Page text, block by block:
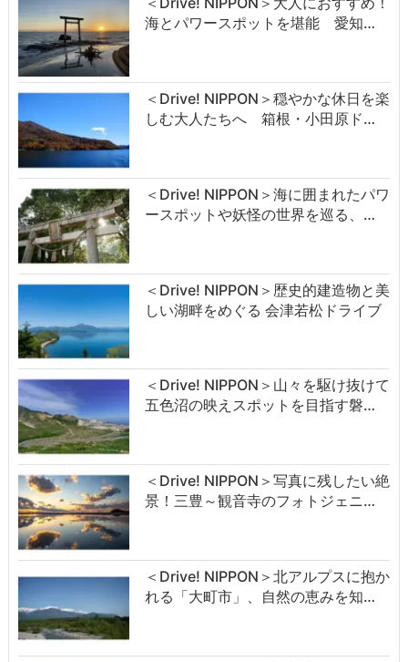
海とパワースポットを堪能 愛知…
＜Drive! NIPPON＞穏やかな休日を楽
しむ大人たちへ 箱根・小田原ド…
＜Drive! NIPPON＞海に囲まれたパワ
ースポットや妖怪の世界を巡る、…
＜Drive! NIPPON＞歴史的建造物と美
しい湖畔をめぐる 会津若松ドライブ
＜Drive! NIPPON＞山々を駆け抜けて
五色沼の映えスポットを目指す磐…
＜Drive! NIPPON＞写真に残したい絶
景！三豊～観音寺のフォトジェニ…
＜Drive! NIPPON＞北アルプスに抱か
れる「大町市」、自然の恵みを知…